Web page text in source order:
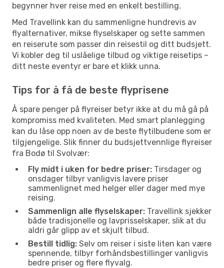
begynner hver reise med en enkelt bestilling.
Med Travellink kan du sammenligne hundrevis av
flyalternativer, mikse flyselskaper og sette sammen
en reiserute som passer din reisestil og ditt budsjett.
Vi kobler deg til uslåelige tilbud og viktige reisetips –
ditt neste eventyr er bare et klikk unna.
Tips for å få de beste flyprisene
Å spare penger på flyreiser betyr ikke at du må gå på
kompromiss med kvaliteten. Med smart planlegging
kan du låse opp noen av de beste flytilbudene som er
tilgjengelige. Slik finner du budsjettvennlige flyreiser
fra Bodø til Svolvær:
Fly midt i uken for bedre priser: Tirsdager og
onsdager tilbyr vanligvis lavere priser
sammenlignet med helger eller dager med mye
reising.
Sammenlign alle flyselskaper: Travellink sjekker
både tradisjonelle og lavprisselskaper, slik at du
aldri går glipp av et skjult tilbud.
Bestill tidlig: Selv om reiser i siste liten kan være
spennende, tilbyr forhåndsbestillinger vanligvis
bedre priser og flere flyvalg.